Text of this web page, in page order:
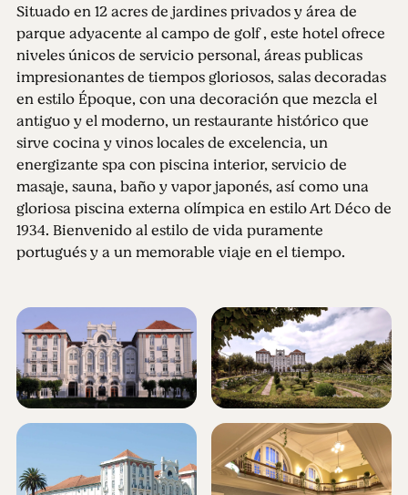
Situado en 12 acres de jardines privados y área de
parque adyacente al campo de golf , este hotel ofrece
niveles únicos de servicio personal, áreas publicas
impresionantes de tiempos gloriosos, salas decoradas
en estilo Époque, con una decoración que mezcla el
antiguo y el moderno, un restaurante histórico que
sirve cocina y vinos locales de excelencia, un
energizante spa con piscina interior, servicio de
masaje, sauna, baño y vapor japonés, así como una
gloriosa piscina externa olímpica en estilo Art Déco de
1934. Bienvenido al estilo de vida puramente
portugués y a un memorable viaje en el tiempo.